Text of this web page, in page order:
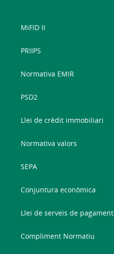
MiFID II
PRIIPS
Normativa EMIR
PSD2
Llei de crèdit immobiliari
Normativa valors
SEPA
Conjuntura econòmica
Llei de serveis de pagament
Compliment Normatiu